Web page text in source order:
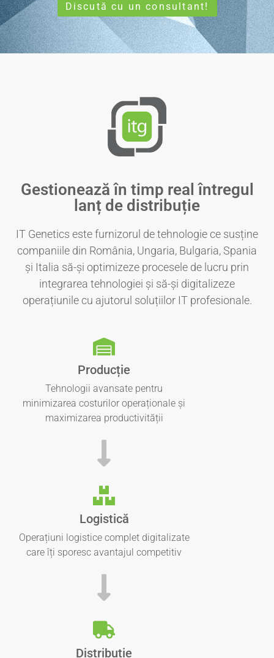
Discută cu un consultant!
Gestionează în timp real întregul
lanț de distribuție
IT Genetics este furnizorul de tehnologie ce susține
companiile din România, Ungaria, Bulgaria, Spania
și Italia să-și optimizeze procesele de lucru prin
integrarea tehnologiei și să-și digitalizeze
operațiunile cu ajutorul soluțiilor IT profesionale.
Producție
Tehnologii avansate pentru
minimizarea costurilor operaționale și
maximizarea productivității
Logistică
Operațiuni logistice complet digitalizate
care îți sporesc avantajul competitiv
Distribuție